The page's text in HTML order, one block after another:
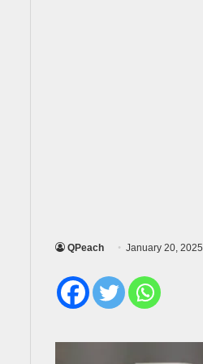
QPeach January 20, 2025